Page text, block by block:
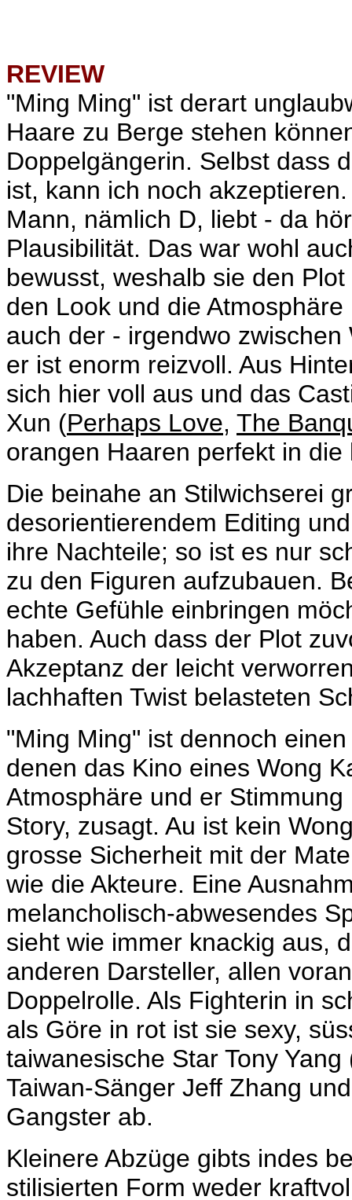
REVIEW
"Ming Ming" ist derart
Haare zu Berge stehen
Doppelgängerin. Selbst dass
ist, kann ich noch
Mann, nämlich D, liebt - da
Plausibilität. Das war wohl
bewusst, weshalb sie den
den Look und die
auch der - irgendwo
er ist enorm reizvoll. Aus
sich hier voll aus und das
Xun (Perhaps Love, The
orangen Haaren perfekt in
Die beinahe an Stilwichserei
desorientierendem Editing
ihre Nachteile; so ist es nur
zu den Figuren aufzubauen.
echte Gefühle einbringen
haben. Auch dass der Plot
Akzeptanz der leicht
lachhaften Twist belasteten
"Ming Ming" ist dennoch
denen das Kino eines Wong
Atmosphäre und er
Story, zusagt. Au ist kein
grosse Sicherheit mit der
wie die Akteure. Eine
melancholisch-abwesendes
sieht wie immer knackig aus,
anderen Darsteller, allen
Doppelrolle. Als Fighterin in
als Göre in rot ist sie sexy,
taiwanesische Star Tony Yang
Taiwan-Sänger Jeff Zhang
Gangster ab.
Kleinere Abzüge gibts indes
stilisierten Form weder